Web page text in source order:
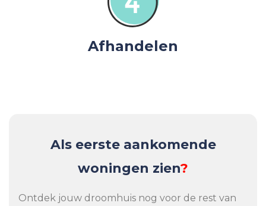
Afhandelen
Als eerste aankomende
woningen zien?
Ontdek jouw droomhuis nog voor de rest van